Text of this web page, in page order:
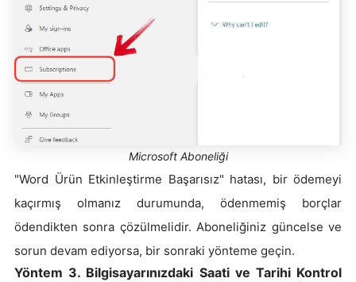
Microsoft Aboneliği
"Word Ürün Etkinleştirme Başarısız" hatası, bir ödemeyi
kaçırmış olmanız durumunda, ödenmemiş borçlar
ödendikten sonra çözülmelidir. Aboneliğiniz güncelse ve
sorun devam ediyorsa, bir sonraki yönteme geçin.
Yöntem 3. Bilgisayarınızdaki Saati ve Tarihi Kontrol